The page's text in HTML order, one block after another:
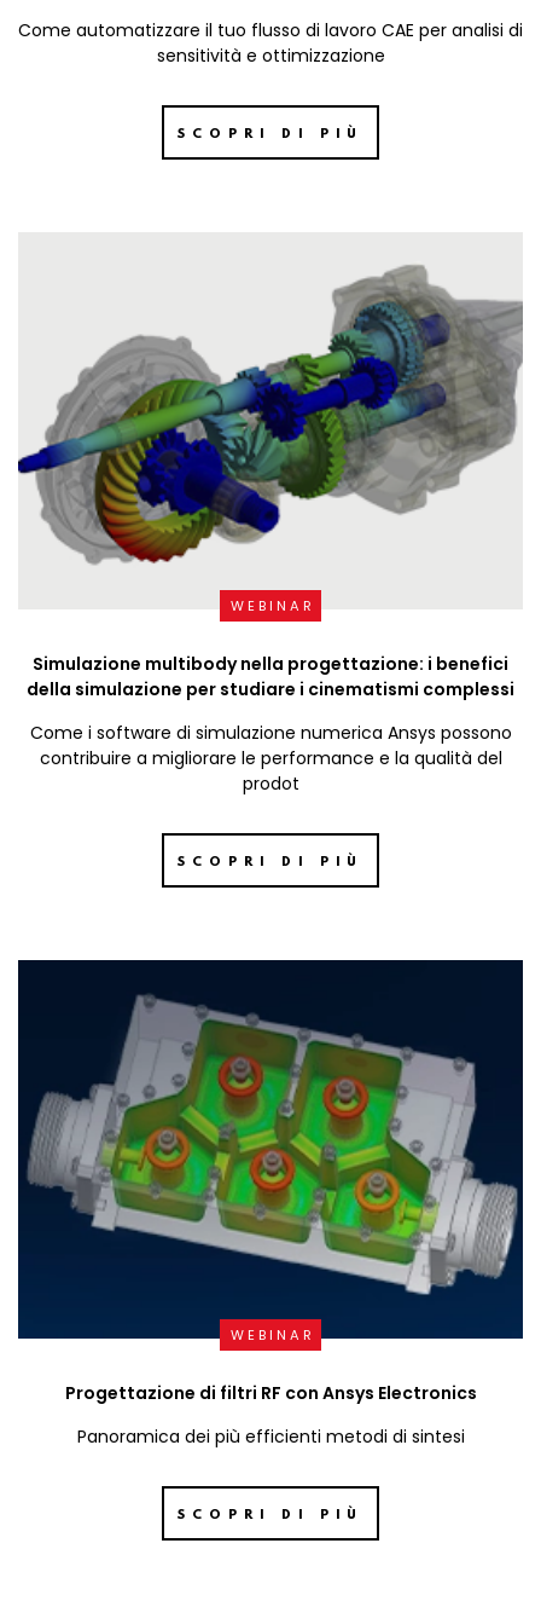
Come automatizzare il tuo flusso di lavoro CAE per analisi di
sensitività e ottimizzazione
SCOPRI DI PIÙ
WEBINAR
Simulazione multibody nella progettazione: i benefici
della simulazione per studiare i cinematismi complessi
Come i software di simulazione numerica Ansys possono
contribuire a migliorare le performance e la qualità del
prodot
SCOPRI DI PIÙ
WEBINAR
Progettazione di filtri RF con Ansys Electronics
Panoramica dei più efficienti metodi di sintesi
SCOPRI DI PIÙ